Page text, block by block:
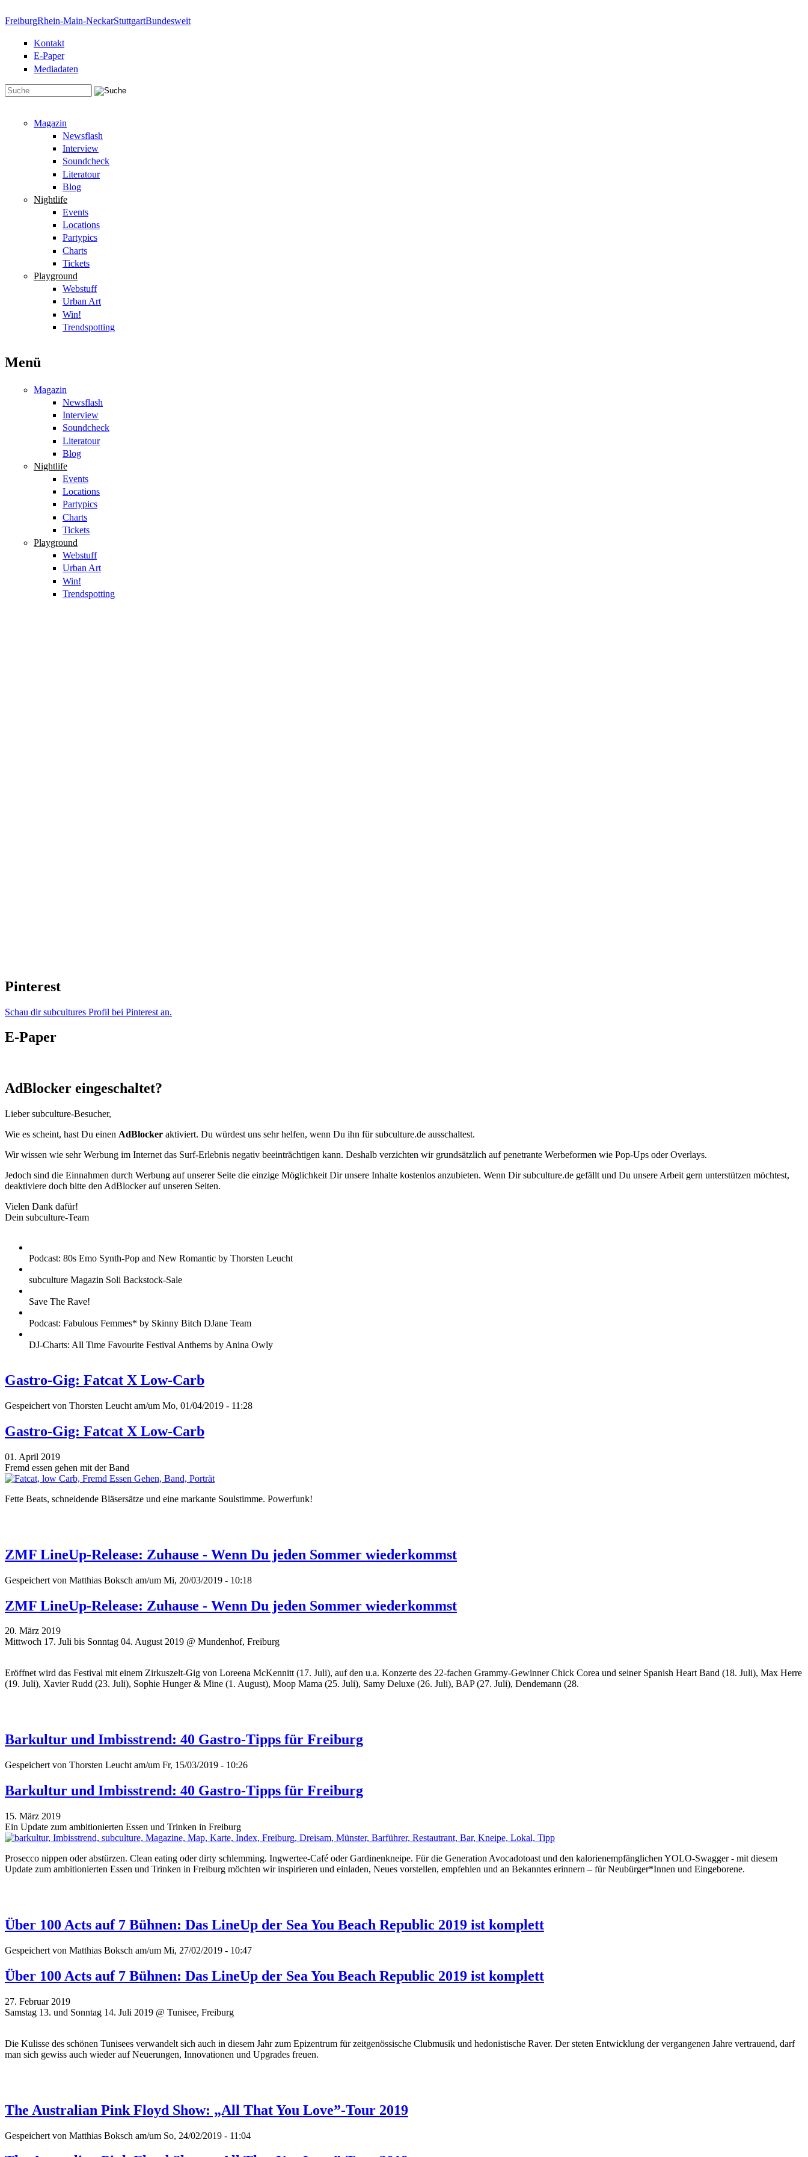
FreiburgRhein-Main-NeckarStuttgartBundesweit
Kontakt
E-Paper
Mediadaten
Magazin
Newsflash
Interview
Soundcheck
Literatour
Blog
Nightlife
Events
Locations
Partypics
Charts
Tickets
Playground
Webstuff
Urban Art
Win!
Trendspotting
Menü
Magazin
Newsflash
Interview
Soundcheck
Literatour
Blog
Nightlife
Events
Locations
Partypics
Charts
Tickets
Playground
Webstuff
Urban Art
Win!
Trendspotting
Pinterest
Schau dir subcultures Profil bei Pinterest an.
E-Paper
AdBlocker eingeschaltet?
Lieber subculture-Besucher,
Wie es scheint, hast Du einen AdBlocker aktiviert. Du würdest uns sehr helfen, wenn Du ihn für subculture.de ausschaltest.
Wir wissen wie sehr Werbung im Internet das Surf-Erlebnis negativ beeinträchtigen kann. Deshalb verzichten wir grundsätzlich auf penetrante Werbeformen wie Pop-Ups oder Overlays.
Jedoch sind die Einnahmen durch Werbung auf unserer Seite die einzige Möglichkeit Dir unsere Inhalte kostenlos anzubieten. Wenn Dir subculture.de gefällt und Du unsere Arbeit gern unterstützen möchtest,
deaktiviere doch bitte den AdBlocker auf unseren Seiten.
Vielen Dank dafür!
Dein subculture-Team
Podcast: 80s Emo Synth-Pop and New Romantic by Thorsten Leucht
subculture Magazin Soli Backstock-Sale
Save The Rave!
Podcast: Fabulous Femmes* by Skinny Bitch DJane Team
DJ-Charts: All Time Favourite Festival Anthems by Anina Owly
Gastro-Gig: Fatcat X Low-Carb
Gespeichert von Thorsten Leucht am/um Mo, 01/04/2019 - 11:28
Gastro-Gig: Fatcat X Low-Carb
01. April 2019
Fremd essen gehen mit der Band
Fette Beats, schneidende Bläsersätze und eine markante Soulstimme. Powerfunk!
ZMF LineUp-Release: Zuhause - Wenn Du jeden Sommer wiederkommst
Gespeichert von Matthias Boksch am/um Mi, 20/03/2019 - 10:18
ZMF LineUp-Release: Zuhause - Wenn Du jeden Sommer wiederkommst
20. März 2019
Mittwoch 17. Juli bis Sonntag 04. August 2019 @ Mundenhof, Freiburg
Eröffnet wird das Festival mit einem Zirkuszelt-Gig von Loreena McKennitt (17. Juli), auf den u.a. Konzerte des 22-fachen Grammy-Gewinner Chick Corea und seiner Spanish Heart Band (18. Juli), Max Herre
(19. Juli), Xavier Rudd (23. Juli), Sophie Hunger & Mine (1. August), Moop Mama (25. Juli), Samy Deluxe (26. Juli), BAP (27. Juli), Dendemann (28.
Barkultur und Imbisstrend: 40 Gastro-Tipps für Freiburg
Gespeichert von Thorsten Leucht am/um Fr, 15/03/2019 - 10:26
Barkultur und Imbisstrend: 40 Gastro-Tipps für Freiburg
15. März 2019
Ein Update zum ambitionierten Essen und Trinken in Freiburg
Prosecco nippen oder abstürzen. Clean eating oder dirty schlemming. Ingwertee-Café oder Gardinenkneipe. Für die Generation Avocadotoast und den kalorienempfänglichen YOLO-Swagger - mit diesem
Update zum ambitionierten Essen und Trinken in Freiburg möchten wir inspirieren und einladen, Neues vorstellen, empfehlen und an Bekanntes erinnern – für Neubürger*Innen und Eingeborene.
Über 100 Acts auf 7 Bühnen: Das LineUp der Sea You Beach Republic 2019 ist komplett
Gespeichert von Matthias Boksch am/um Mi, 27/02/2019 - 10:47
Über 100 Acts auf 7 Bühnen: Das LineUp der Sea You Beach Republic 2019 ist komplett
27. Februar 2019
Samstag 13. und Sonntag 14. Juli 2019 @ Tunisee, Freiburg
Die Kulisse des schönen Tunisees verwandelt sich auch in diesem Jahr zum Epizentrum für zeitgenössische Clubmusik und hedonistische Raver. Der steten Entwicklung der vergangenen Jahre vertrauend, darf
man sich gewiss auch wieder auf Neuerungen, Innovationen und Upgrades freuen.
The Australian Pink Floyd Show: „All That You Love”-Tour 2019
Gespeichert von Matthias Boksch am/um So, 24/02/2019 - 11:04